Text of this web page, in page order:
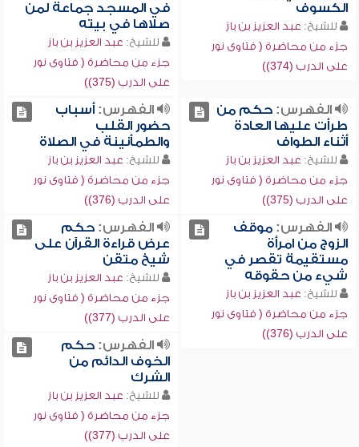
الكسوف
للشيخ: عبد العزيز بن باز
جزء من محاضرة ( فتاوى نور
على الدرب (374))
في المسجد جماعة لمن
صلاها في بيته
للشيخ: عبد العزيز بن باز
جزء من محاضرة ( فتاوى نور
على الدرب (375))
الفهرس:حكم من
طرأت عليها العادة
أثناء الطواف
للشيخ: عبد العزيز بن باز
جزء من محاضرة ( فتاوى نور
على الدرب (375))
الفهرس:أسباب
حضور القلب
والطمأنينة في الصلاة
للشيخ: عبد العزيز بن باز
جزء من محاضرة ( فتاوى نور
على الدرب (376))
الفهرس:موقف
الزوج من امرأة
مستقيمة تقصر في
شيء من حقوقه
للشيخ: عبد العزيز بن باز
جزء من محاضرة ( فتاوى نور
على الدرب (376))
الفهرس:حكم
عرض قراءة القرآن على
شيخ متقن
للشيخ: عبد العزيز بن باز
جزء من محاضرة ( فتاوى نور
على الدرب (377))
الفهرس:حكم
الخوف الدائم من
الشرك
للشيخ: عبد العزيز بن باز
جزء من محاضرة ( فتاوى نور
على الدرب (377))